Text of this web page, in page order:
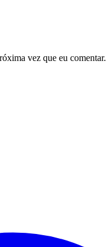
vez que eu comentar.